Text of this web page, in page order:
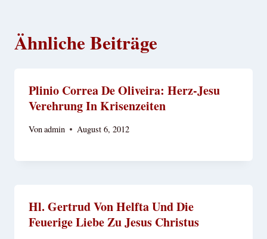
Ähnliche Beiträge
Plinio Correa De Oliveira: Herz-Jesu
Verehrung In Krisenzeiten
Vonadmin August 6, 2012
Hl. Gertrud Von Helfta Und Die
Feuerige Liebe Zu Jesus Christus